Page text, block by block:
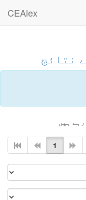
CEAlex
نتائج
1